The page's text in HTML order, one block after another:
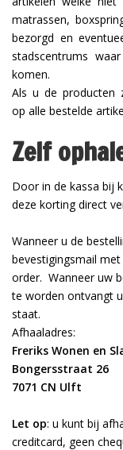
matrassen,
bezorgd en
stadscentrums
komen.
Als u de producten
op alle bestelde
Zelf
Door in de kassa bij
deze korting direct
Wanneer u de
bevestigingsmail
order. Wanneer uw
te worden ontvangt
staat.
Afhaaladres:
Freriks Wonen en
Bongersstraat 26
7071 CN Ulft
Let op: u kunt bij
creditcard, geen